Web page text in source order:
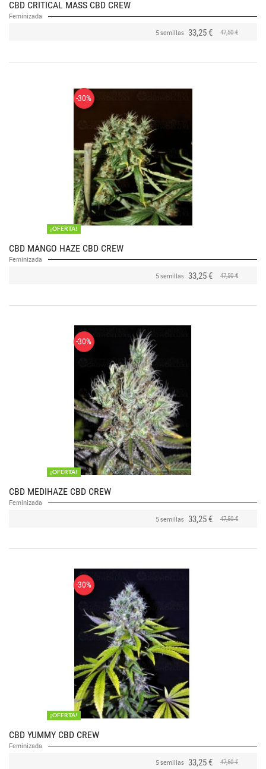
CBD CRITICAL MASS CBD CREW
Feminizada
5 semillas 33,25 € 47,50 €
-30%
¡OFERTA!
CBD MANGO HAZE CBD CREW
Feminizada
5 semillas 33,25 € 47,50 €
-30%
¡OFERTA!
CBD MEDIHAZE CBD CREW
Feminizada
5 semillas 33,25 € 47,50 €
-30%
¡OFERTA!
CBD YUMMY CBD CREW
Feminizada
5 semillas 33,25 € 47,50 €